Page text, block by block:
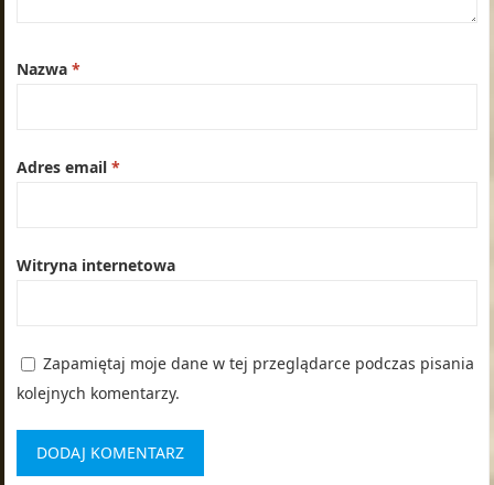
Nazwa*
Adres email*
Witryna internetowa
Zapamiętaj moje dane w tej przeglądarce podczas pisania
kolejnych komentarzy.